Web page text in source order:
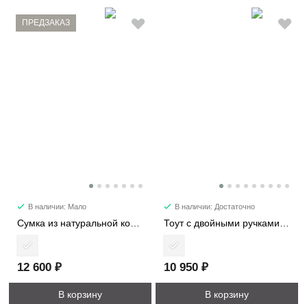
ПРЕДЗАКАЗ
В наличии: Мало
12 600 ₽
В корзину
В наличии: Достаточно
10 950 ₽
В корзину